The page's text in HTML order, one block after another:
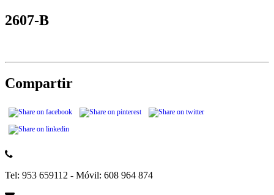
2607-B
Compartir
Tel: 953 659112 - Móvil: 608 964 874